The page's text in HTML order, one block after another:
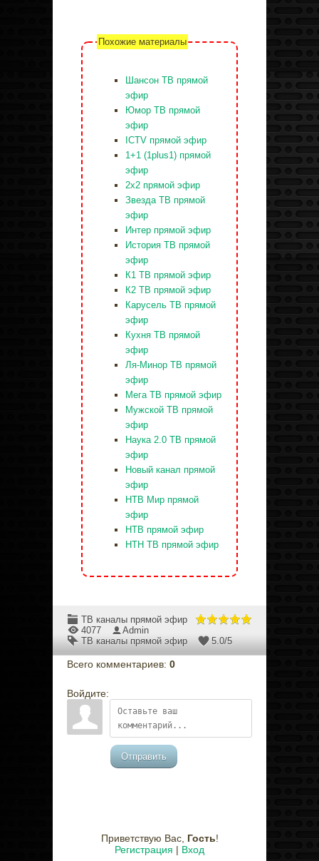
Похожие материалы
Шансон ТВ прямой
эфир
Юмор ТВ прямой
эфир
ICTV прямой эфир
1+1 (1plus1) прямой
эфир
2x2 прямой эфир
Звезда ТВ прямой
эфир
Интер прямой эфир
История ТВ прямой
эфир
К1 ТВ прямой эфир
К2 ТВ прямой эфир
Карусель ТВ прямой
эфир
Кухня ТВ прямой
эфир
Ля-Минор ТВ прямой
эфир
Мега ТВ прямой эфир
Мужской ТВ прямой
эфир
Наука 2.0 ТВ прямой
эфир
Новый канал прямой
эфир
НТВ Мир прямой
эфир
НТВ прямой эфир
НТН ТВ прямой эфир
ТВ каналы прямой эфир
4077
Admin
ТВ каналы прямой эфир
5.0/5
Всего комментариев: 0
Войдите:
Отправить
Приветствую Вас, Гость!
Регистрация | Вход